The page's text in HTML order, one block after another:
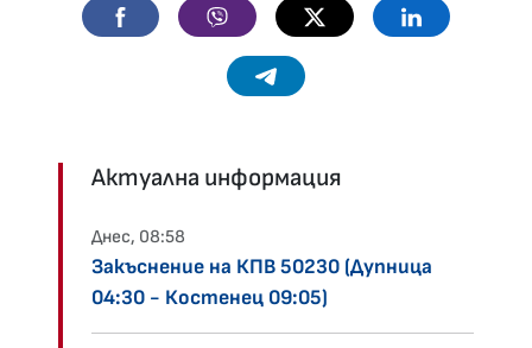
Facebook Viber Twitter Linkedin
Telegram
Актуална информация
Днес, 08:58
Закъснение на КПВ 50230 (Дупница
04:30 - Костенец 09:05)